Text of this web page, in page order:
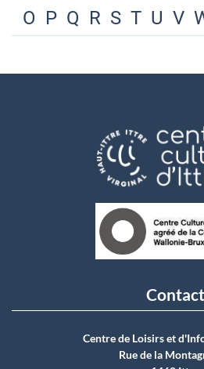
O P Q R S T U V
Contact
Centre de Loisirs et
Rue de la